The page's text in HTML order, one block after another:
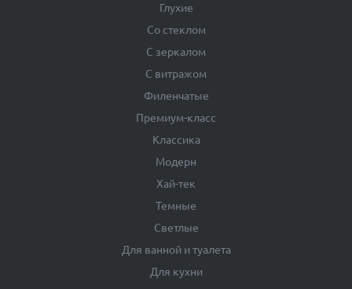
Глухие
Со стеклом
С зеркалом
С витражом
Филенчатые
Премиум-класс
Классика
Модерн
Хай-тек
Темные
Светлые
Для ванной и туалета
Для кухни